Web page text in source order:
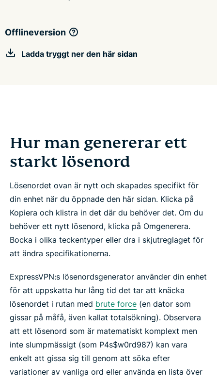
Offlineversion
Ladda tryggt ner den här sidan
Hur man genererar ett
starkt lösenord
Lösenordet ovan är nytt och skapades specifikt för
din enhet när du öppnade den här sidan. Klicka på
Kopiera och klistra in det där du behöver det. Om du
behöver ett nytt lösenord, klicka på Omgenerera.
Bocka i olika teckentyper eller dra i skjutreglaget för
att ändra specifikationerna.
ExpressVPN:s lösenordsgenerator använder din enhet
för att uppskatta hur lång tid det tar att knäcka
lösenordet i rutan med brute force (en dator som
gissar på måfå, även kallat totalsökning). Observera
att ett lösenord som är matematiskt komplext men
inte slumpmässigt (som P4s$w0rd987) kan vara
enkelt att gissa sig till genom att söka efter
variationer av vanliga ord eller använda en lista över